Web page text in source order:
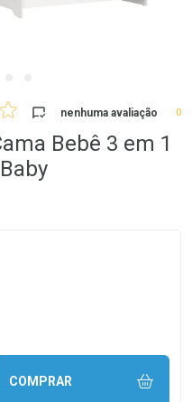
nenhuma avaliação 0
Bebê 3 em 1
UMA UNIDADE
COMPRAR